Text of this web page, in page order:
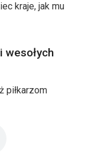
kraje, jak mu
wesołych
piłkarzom